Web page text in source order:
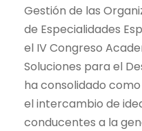
Gestión de las
de Especialidades
el IV Congreso
Soluciones para el
ha consolidado
el intercambio de
conducentes a la